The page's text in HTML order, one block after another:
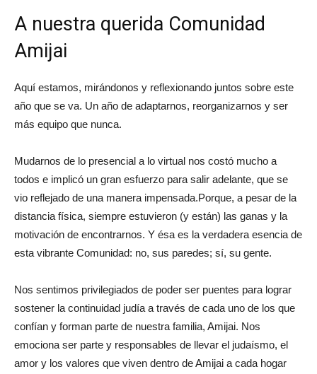
A nuestra querida Comunidad
Amijai
Aquí estamos, mirándonos y reflexionando juntos sobre este
año que se va. Un año de adaptarnos, reorganizarnos y ser
más equipo que nunca.
Mudarnos de lo presencial a lo virtual nos costó mucho a
todos e implicó un gran esfuerzo para salir adelante, que se
vio reflejado de una manera impensada.Porque, a pesar de la
distancia física, siempre estuvieron (y están) las ganas y la
motivación de encontrarnos. Y ésa es la verdadera esencia de
esta vibrante Comunidad: no, sus paredes; sí, su gente.
Nos sentimos privilegiados de poder ser puentes para lograr
sostener la continuidad judía a través de cada uno de los que
confían y forman parte de nuestra familia, Amijai. Nos
emociona ser parte y responsables de llevar el judaísmo, el
amor y los valores que viven dentro de Amijai a cada hogar